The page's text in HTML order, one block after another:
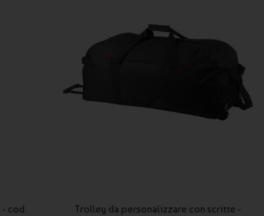
cod.
Trolley da personalizzare con scritte -